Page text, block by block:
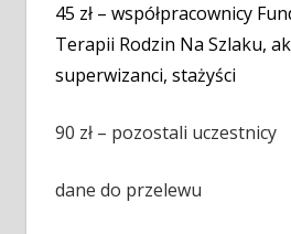
45 zł – współpracownicy
Terapii Rodzin Na Szlaku,
superwizanci, stażyści
90 zł – pozostali uczestnicy
dane do przelewu